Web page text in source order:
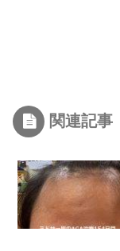
関連記事